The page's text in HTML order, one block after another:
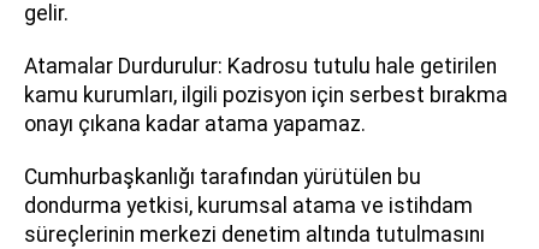
gelir.
Atamalar Durdurulur: Kadrosu tutulu hale getirilen
kamu kurumları, ilgili pozisyon için serbest bırakma
onayı çıkana kadar atama yapamaz.
Cumhurbaşkanlığı tarafından yürütülen bu
dondurma yetkisi, kurumsal atama ve istihdam
süreçlerinin merkezi denetim altında tutulmasını